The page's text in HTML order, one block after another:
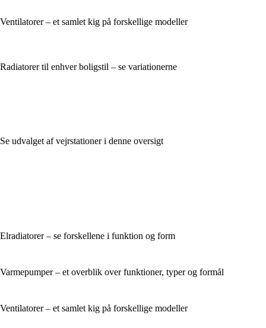
Ventilatorer – et samlet kig på forskellige modeller
Radiatorer til enhver boligstil – se variationerne
Se udvalget af vejrstationer i denne oversigt
Elradiatorer – se forskellene i funktion og form
Varmepumper – et overblik over funktioner, typer og formål
Ventilatorer – et samlet kig på forskellige modeller